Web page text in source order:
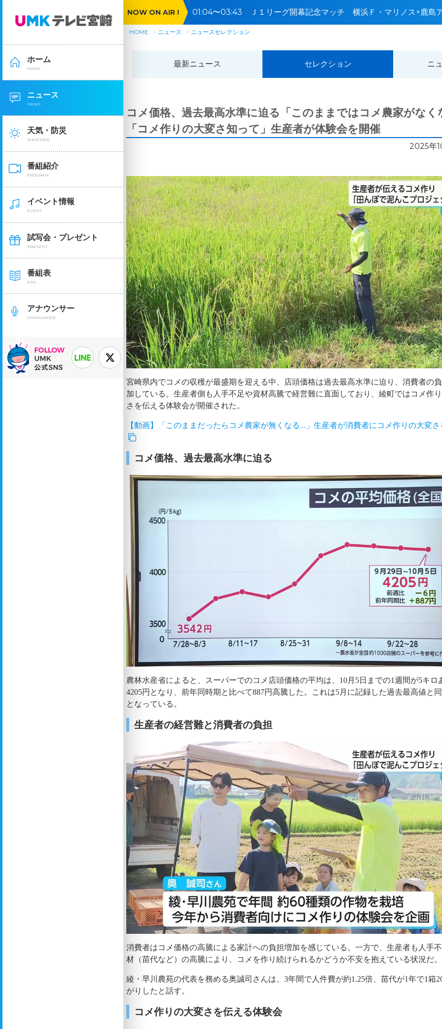
ホーム
HOME
ニュース
NEWS
天気・防災
WEATHER
番組紹介
PROGRAM
イベント情報
EVENT
試写会・プレゼント
PRESENT
番組表
EPG
アナウンサー
ANNOUNCER
NOW ON AIR ! 01:04〜03:43 Ｊ１リーグ開幕記念マッチ 横浜Ｆ・マリノス×鹿
HOME ニュース ニュースセレクション
最新ニュース セレクション ニ
コメ価格、過去最高水準に迫る「このままではコメ農家がなく
「コメ作りの大変さ知って」生産者が体験会を開催
2025年
宮崎県内でコメの収穫が最盛期を迎える中、店頭価格は過去最高水準に迫り、消費者の
加している。生産者側も人手不足や資材高騰で経営難に直面しており、綾町ではコメ作
さを伝える体験会が開催された。
【動画】「このままだったらコメ農家が無くなる...」生産者が消費者にコメ作りの大変
コメ価格、過去最高水準に迫る
農林水産省によると、スーパーでのコメ店頭価格の平均は、10月5日までの1週間が5キロ
4205円となり、前年同時期と比べて887円高騰した。これは5月に記録した過去最高値と
となっている。
生産者の経営難と消費者の負担
消費者はコメ価格の高騰による家計への負担増加を感じている。一方で、生産者も人手
材（苗代など）の高騰により、コメを作り続けられるかどうか不安を抱えている状況だ。
綾・早川農苑の代表を務める奥誠司さんは、3年間で人件費が約1.25倍、苗代が1年で1箱
がりしたと話す。
コメ作りの大変さを伝える体験会